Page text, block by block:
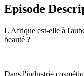
Episode
L'Afrique est-elle à
beauté ?
Dans l'industrie